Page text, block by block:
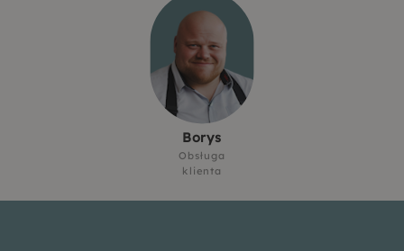
Borys
Obsługa
klienta